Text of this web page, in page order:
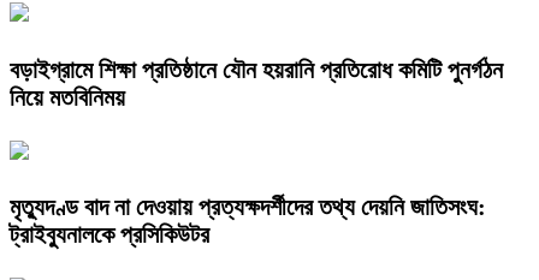
বড়াইগ্রামে শিক্ষা প্রতিষ্ঠানে যৌন হয়রানি প্রতিরোধ কমিটি পুনর্গঠন
নিয়ে মতবিনিময়
মৃত্যুদণ্ড বাদ না দেওয়ায় প্রত্যক্ষদর্শীদের তথ্য দেয়নি জাতিসংঘ:
ট্রাইব্যুনালকে প্রসিকিউটর